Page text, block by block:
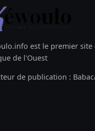
est le premier
de l'Ouest
de publication :